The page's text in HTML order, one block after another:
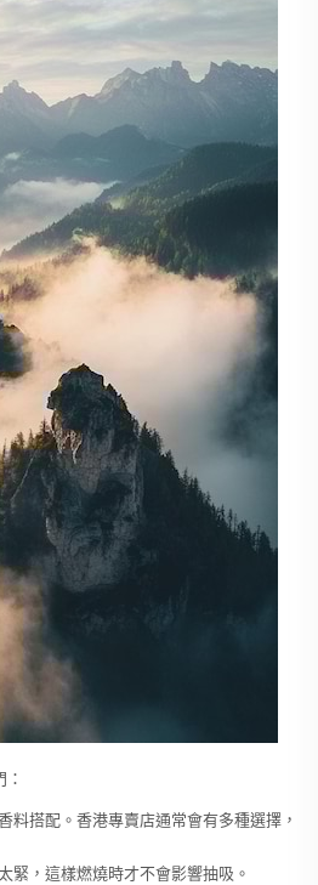
料搭配。香港專賣店通常會有多種選擇，
緊，這樣燃燒時才不會影響抽吸。